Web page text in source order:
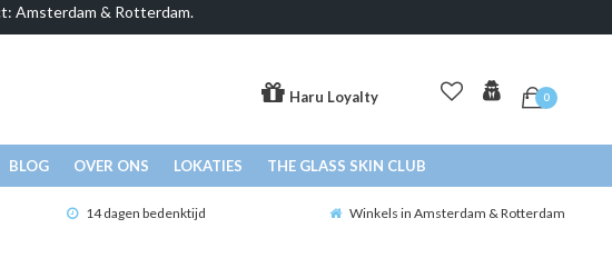
Amsterdam & Rotterdam.
Haru Loyalty 0
BLOG OVER ONS LOKATIES THE GLASS SKIN CLUB
14 dagen bedenktijd Winkels in Amsterdam & Rotterdam